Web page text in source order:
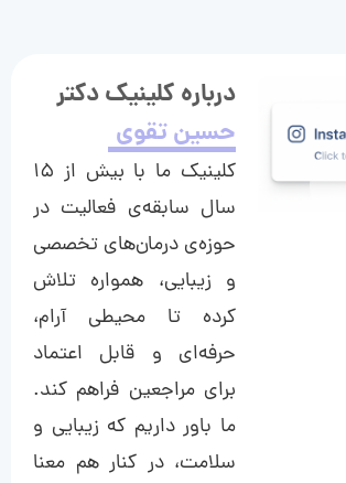
درباره کلینیک دکتر
حسین تقوی
کلینیک ما با بیش از ۱۵
سال سابقه‌ی فعالیت در
حوزه‌ی درمان‌های تخصصی
و زیبایی، همواره تلاش
کرده تا محیطی آرام،
حرفه‌ای و قابل اعتماد
برای مراجعین فراهم کند.
ما باور داریم که زیبایی و
سلامت، در کنار هم معنا